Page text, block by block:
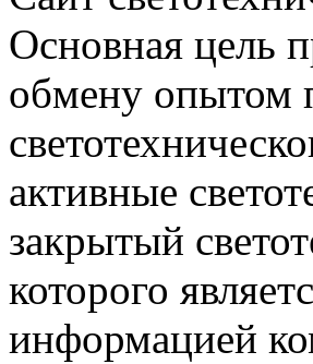
Основная цель
обмену опытом
активные
закрытый
которого
информацией